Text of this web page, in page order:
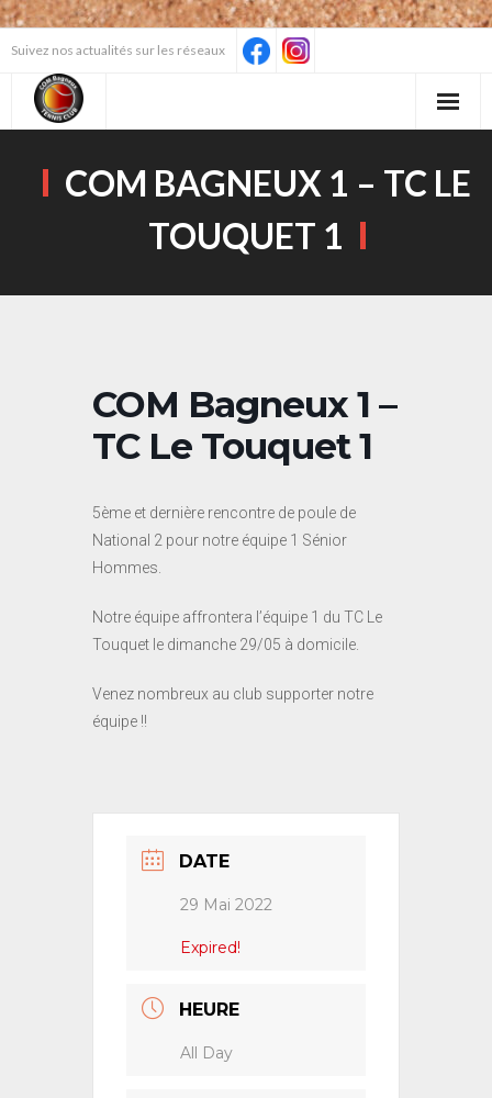
Skip
content
Suivez nos actualités sur les réseaux
COM BAGNEUX 1 – TC LE
TOUQUET 1
COM Bagneux 1 –
TC Le Touquet 1
5ème et dernière rencontre de poule de
National 2 pour notre équipe 1 Sénior
Hommes.
Notre équipe affrontera l’équipe 1 du TC Le
Touquet le dimanche 29/05 à domicile.
Venez nombreux au club supporter notre
équipe !!
DATE
29 Mai 2022
Expired!
HEURE
All Day